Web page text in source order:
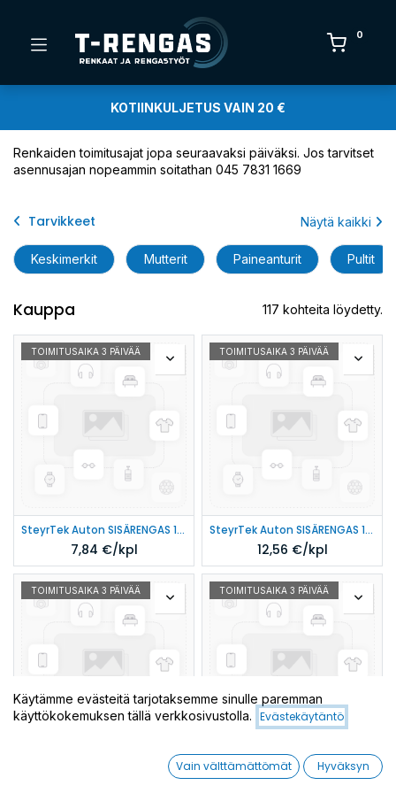
0
KOTIINKULJETUS VAIN 20 €
Renkaiden toimitusajat jopa seuraavaksi päiväksi. Jos tarvitset
asennusajan nopeammin soitathan 045 7831 1669
Tarvikkeet Näytä kaikki
Keskimerkit Mutterit Paineanturit Pultit
Kauppa 117 kohteita löydetty.
TOIMITUSAIKA 3 PÄIVÄÄ
SteyrTek Auton SISÄRENGAS 155/165R13
7,84 €/kpl
TOIMITUSAIKA 3 PÄIVÄÄ
SteyrTek Auton SISÄRENGAS 175/185R15
12,56 €/kpl
TOIMITUSAIKA 3 PÄIVÄÄ
SteyrTek Auton SISÄRENGAS 135/145R13
TOIMITUSAIKA 3 PÄIVÄÄ
SteyrTek Auton SISÄRENGAS 155/165R14
Käytämme evästeitä tarjotaksemme sinulle paremman
käyttökokemuksen tällä verkkosivustolla. Evästekäytäntö
Vain välttämättömät Hyväksyn